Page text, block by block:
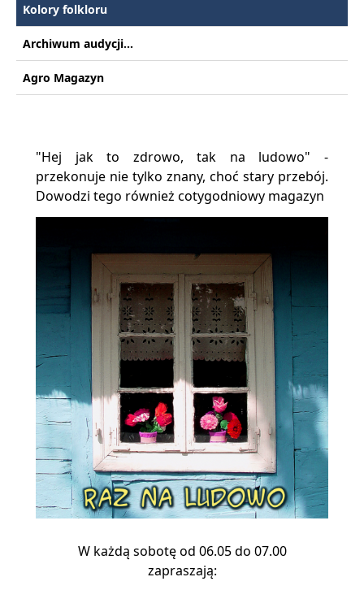
Kolory folkloru
Archiwum audycji...
Agro Magazyn
"Hej jak to zdrowo, tak na ludowo" -
przekonuje nie tylko znany, choć stary przebój.
Dowodzi tego również cotygodniowy magazyn
W każdą sobotę od 06.05 do 07.00
zapraszają: